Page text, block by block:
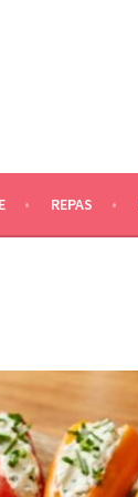
REPAS